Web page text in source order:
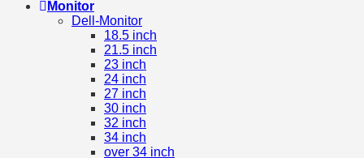
Monitor
Dell-Monitor
18.5 inch
21.5 inch
23 inch
24 inch
27 inch
30 inch
32 inch
34 inch
over 34 inch